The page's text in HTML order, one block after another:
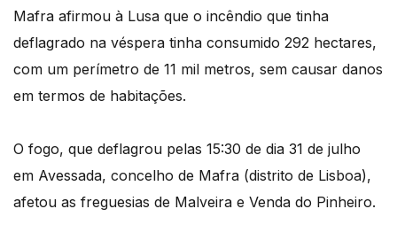
Mafra afirmou à Lusa que o incêndio que tinha
deflagrado na véspera tinha consumido 292 hectares,
com um perímetro de 11 mil metros, sem causar danos
em termos de habitações.
O fogo, que deflagrou pelas 15:30 de dia 31 de julho
em Avessada, concelho de Mafra (distrito de Lisboa),
afetou as freguesias de Malveira e Venda do Pinheiro.